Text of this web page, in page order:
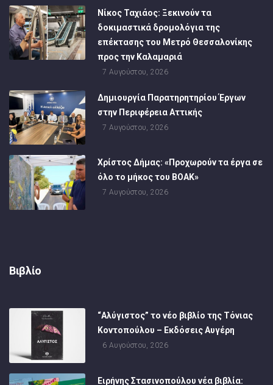
Νίκος Ταχιάος: Ξεκινούν τα
δοκιμαστικά δρομολόγια της
επέκτασης του Μετρό Θεσσαλονίκης
προς την Καλαμαριά
7 Αυγούστου, 2026
Δημιουργία Παρατηρητηρίου Έργων
στην Περιφέρεια Αττικής
7 Αυγούστου, 2026
Χρίστος Δήμας: «Προχωρούν τα έργα σε
όλο το μήκος του ΒΟΑΚ»
7 Αυγούστου, 2026
Βιβλίο
“Αλύγιστος” το νέο βιβλίο της Τόνιας
Κοντοπούλου – Εκδόσεις Αυγέρη
6 Αυγούστου, 2026
Ειρήνης Στασινοπούλου νέα βιβλία: